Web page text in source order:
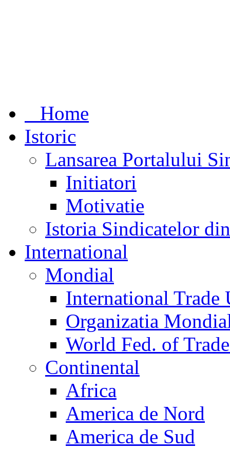
Home
Istoric
Lansarea Portalului
Initiatori
Motivatie
Istoria Sindicatelor
International
Mondial
International Trade
Organizatia
World Fed. of
Continental
Africa
America de Nord
America de Sud